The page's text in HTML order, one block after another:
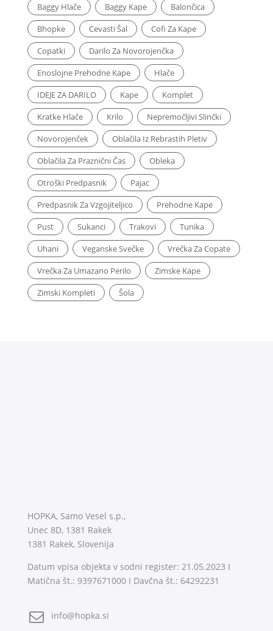
Baggy Hlače Baggy Kape
Balončica
Bhopke
Cevasti Šal
Cofi Za Kape
Copatki
Darilo Za Novorojenčka
Enoslojne Prehodne Kape
Hlače
IDEJE ZA DARILO
Kape
Komplet
Kratke Hlače
Krilo
Nepremočljivi Slinčki
Novorojenček
Oblačila Iz Rebrastih Pletiv
Oblačila Za Praznični Čas
Obleka
Otroški Predpasnik
Pajac
Predpasnik Za Vzgojiteljico
Prehodne Kape
Pust
Sukanci Trakovi
Tunika
Uhani
Veganske Svečke
Vrečka Za Copate
Vrečka Za Umazano Perilo
Zimske Kape
Zimski Kompleti
Šola
HOPKA, Samo Vesel s.p.,
Unec 8D, 1381 Rakek
1381 Rakek, Slovenija
Datum vpisa objekta v sodni register: 21.05.2023 I
Matična št.: 9397671000 I Davčna št.: 64292231
info@hopka.si